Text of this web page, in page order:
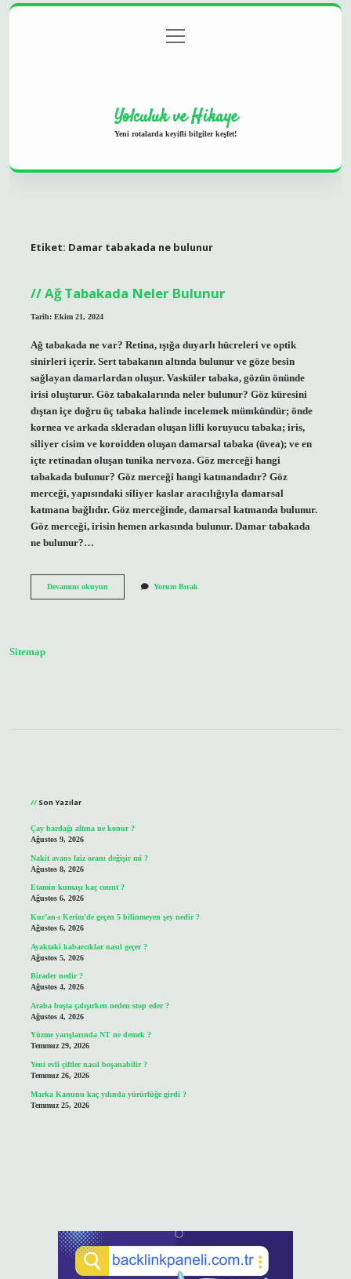
Gizlilik Politikası
menüyü
aç
Yolculuk ve Hikaye
Yeni rotalarda keyifli bilgiler keşfet!
Etiket: Damar tabakada ne bulunur
Ağ Tabakada Neler Bulunur
Tarih: Ekim 21, 2024
Ağ tabakada ne var? Retina, ışığa duyarlı hücreleri ve optik
sinirleri içerir. Sert tabakanın altında bulunur ve göze besin
sağlayan damarlardan oluşur. Vasküler tabaka, gözün önünde
irisi oluşturur. Göz tabakalarında neler bulunur? Göz küresini
dıştan içe doğru üç tabaka halinde incelemek mümkündür; önde
kornea ve arkada skleradan oluşan lifli koruyucu tabaka; iris,
siliyer cisim ve koroidden oluşan damarsal tabaka (üvea); ve en
içte retinadan oluşan tunika nervoza. Göz merceği hangi
tabakada bulunur? Göz merceği hangi katmandadır? Göz
merceği, yapısındaki siliyer kaslar aracılığıyla damarsal
katmana bağlıdır. Göz merceğinde, damarsal katmanda bulunur.
Göz merceği, irisin hemen arkasında bulunur. Damar tabakada
ne bulunur?…
Devamını okuyunAğ
Yorum Bırak
Sitemap
Son Yazılar
Çay bardağı altına ne konur ?
Ağustos 9, 2026
Nakit avans faiz oranı değişir mi ?
Ağustos 8, 2026
Etamin kumaşı kaç count ?
Ağustos 6, 2026
Kur’an-ı Kerim’de geçen 5 bilinmeyen şey nedir ?
Ağustos 6, 2026
Ayaktaki kabarcıklar nasıl geçer ?
Ağustos 5, 2026
Birader nedir ?
Ağustos 4, 2026
Araba boşta çalışırken neden stop eder ?
Ağustos 4, 2026
Yüzme yarışlarında NT ne demek ?
Temmuz 29, 2026
Yeni evli çiftler nasıl boşanabilir ?
Temmuz 26, 2026
Marka Kanunu kaç yılında yürürlüğe girdi ?
Temmuz 25, 2026